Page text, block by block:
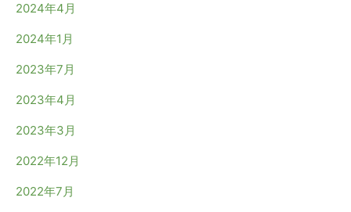
2024年4月
2024年1月
2023年7月
2023年4月
2023年3月
2022年12月
2022年7月